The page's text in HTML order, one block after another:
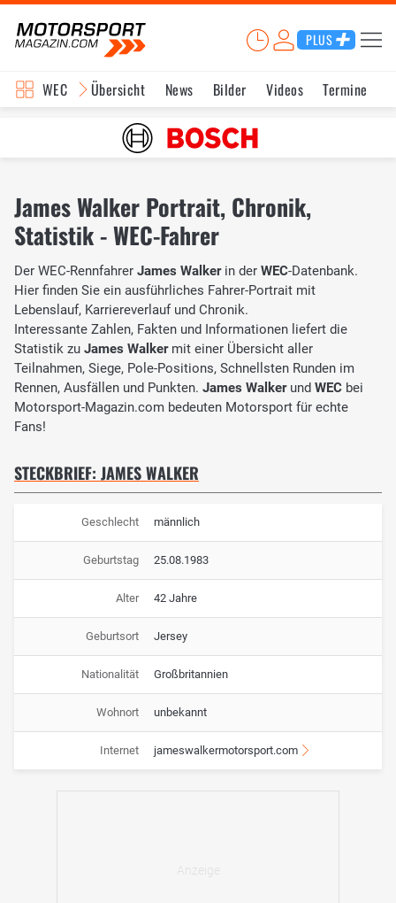
PLUS
WEC Übersicht News Bilder Videos Termine
James Walker Portrait, Chronik,
Statistik - WEC-Fahrer
Der WEC-Rennfahrer James Walkerin der WEC-Datenbank.
Hier finden Sie ein ausführliches Fahrer-Portrait mit
Lebenslauf, Karriereverlauf und Chronik.
Interessante Zahlen, Fakten und Informationen liefert die
Statistik zu James Walkermit einer Übersicht aller
Teilnahmen, Siege, Pole-Positions, Schnellsten Runden im
Rennen, Ausfällen und Punkten. James Walkerund WEC bei
Motorsport-Magazin.com bedeuten Motorsport für echte
Fans!
STECKBRIEF: JAMES WALKER
Geschlecht männlich
Geburtstag 25.08.1983
Alter 42 Jahre
Geburtsort Jersey
Nationalität Großbritannien
Wohnort unbekannt
Internet jameswalkermotorsport.com